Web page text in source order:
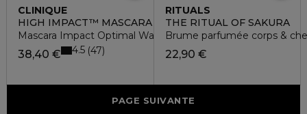
CLINIQUE
HIGH IMPACT™ MASCARA
Mascara Impact Optimal Waterproof
38,40 € 4.5 47
RITUALS
THE RITUAL OF SAKURA
Brume parfumée corps &
22,90 €
PAGE SUIVANTE